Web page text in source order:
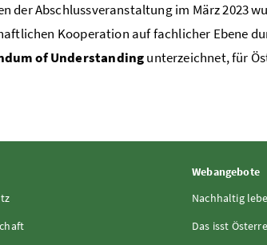
der Abschlussveranstaltung im März 2023
Kooperation auf fachlicher Ebene
of Understandingunterzeichnet, für
Webangebote
Nachhaltig
Das isst